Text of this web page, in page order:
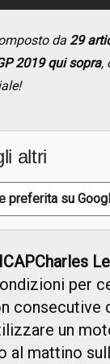
da 29
2019 qui sopra,
altri
preferita su
Charles
per
consecutive
un
al mattino